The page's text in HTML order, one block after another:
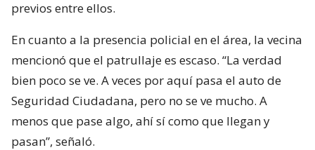
previos entre ellos.
En cuanto a la presencia policial en el área, la vecina
mencionó que el patrullaje es escaso. “La verdad
bien poco se ve. A veces por aquí pasa el auto de
Seguridad Ciudadana, pero no se ve mucho. A
menos que pase algo, ahí sí como que llegan y
pasan”, señaló.